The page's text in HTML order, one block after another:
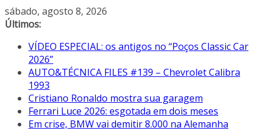
Pular
para
conteúdo
sábado, agosto 8, 2026
Últimos:
VÍDEO ESPECIAL: os antigos no “Poços Classic Car
2026”
AUTO&TÉCNICA FILES #139 – Chevrolet Calibra
1993
Cristiano Ronaldo mostra sua garagem
Ferrari Luce 2026: esgotada em dois meses
Em crise, BMW vai demitir 8.000 na Alemanha